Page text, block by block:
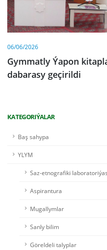
06/06/2026
Gymmatly Ýapon
dabarasy geçirildi
KATEGORIÝALAR
Baş sahypa
YLYM
Saz-etnografiki
Aspirantura
Mugallymlar
Sanly bilim
Göreldeli talyplar